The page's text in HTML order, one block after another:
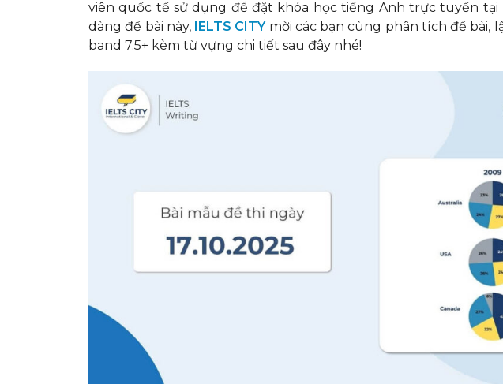
viên quốc tế sử dụng để đặt khóa học tiếng Anh trực tuyến tại
dàng đề bài này, IELTS CITYmời các bạn cùng phân tích đề bài,
band 7.5+ kèm từ vựng chi tiết sau đây nhé!